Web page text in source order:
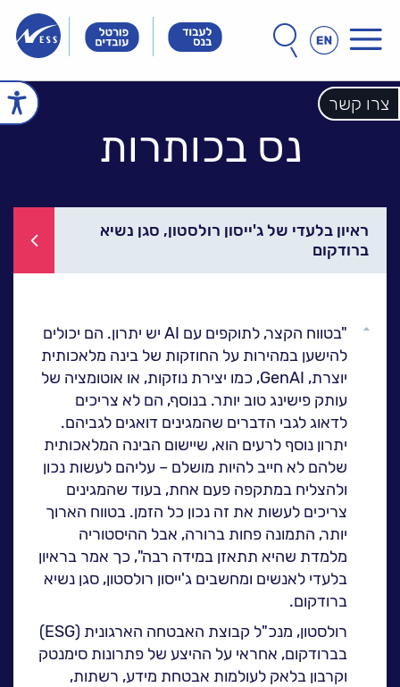
צרו קשר
&
Meet
&
&
חפש
באתר
חיפוש
עמוד הבית
הכל אודות נס
לקוחות מספרים
נס במנהרת הזמן
NESSPRO קבוצת
פתרונות התוכנה
מגזרים והתמחויות ליבה
לעבוד בנס
אירועים וכנסים
פודקאסט
נס בכותרות
וובינרים מומלצים
דברו איתנו
נס בכותרות
ראיון בלעדי של ג'ייסון רולסטון, סגן נשיא
ברודקום
גלול
למעלה
"בטווח הקצר, לתוקפים עם AI יש יתרון. הם יכולים
להישען במהירות על החוזקות של בינה מלאכותית
יוצרת, GenAI, כמו יצירת נוזקות, או אוטומציה של
עותק פישינג טוב יותר. בנוסף, הם לא צריכים
לדאוג לגבי הדברים שהמגינים דואגים לגביהם.
יתרון נוסף לרעים הוא, שיישום הבינה המלאכותית
שלהם לא חייב להיות מושלם – עליהם לעשות נכון
ולהצליח במתקפה פעם אחת, בעוד שהמגינים
צריכים לעשות את זה נכון כל הזמן. בטווח הארוך
יותר, התמונה פחות ברורה, אבל ההיסטוריה
מלמדת שהיא תתאזן במידה רבה", כך אמר בראיון
בלעדי לאנשים ומחשבים ג'ייסון רולסטון, סגן נשיא
ברודקום.
רולסטון, מנכ"ל קבוצת האבטחה הארגונית (ESG)
בברודקום, אחראי על ההיצע של פתרונות סימנטק
וקרבון בלאק לעולמות אבטחת מידע, רשתות,